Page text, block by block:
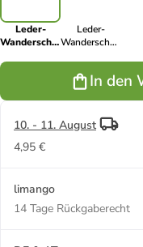
Leder-
Wanderschuhe
in Hellbraun
Leder-
Wanderschuhe
In den
10. - 11. August
4,95 €
limango
14 Tage Rückgaberecht